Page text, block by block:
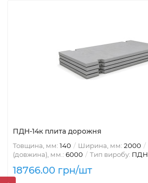
ПДН-14к плита дорожня
Товщина, мм: 140 Ширина, мм: 2000
(довжина), мм.: 6000 Тип виробу: ПДН
18766.00 грн/шт